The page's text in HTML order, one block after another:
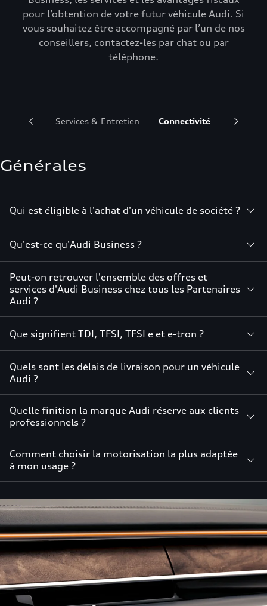
pour l’obtention de votre futur véhicule Audi. Si
vous souhaitez être accompagné par l’un de nos
conseillers, contactez-les par chat ou par
téléphone.
Services & Entretien Connectivité Fiscalité
Générales
Qui est éligible à l'achat d'un véhicule de société ?
Qu'est-ce qu'Audi Business ?
Peut-on retrouver l'ensemble des offres et
services d'Audi Business chez tous les Partenaires
Audi ?
Que signifient TDI, TFSI, TFSI e et e-tron ?
Quels sont les délais de livraison pour un véhicule
Audi ?
Quelle finition la marque Audi réserve aux clients
professionnels ?
Comment choisir la motorisation la plus adaptée
à mon usage ?